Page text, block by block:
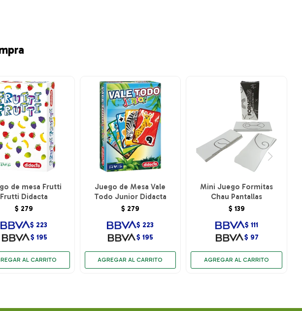
de mesa Frutti
Frutti Didacta
$ 279
$ 195
$ 223
Juego de Mesa Vale
Todo Junior Didacta
$ 279
$ 195
$ 223
Mini Juego Formitas
Chau Pantallas
$ 139
$ 97
$ 111